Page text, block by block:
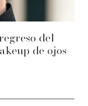
del
de ojos